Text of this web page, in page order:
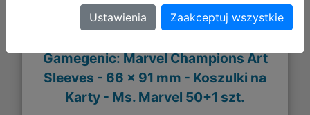
Gamegenic: Marvel Champions Art
Sleeves - 66 x 91 mm - Koszulki na
Karty - Ms. Marvel 50+1 szt.
Ustawienia Zaakceptuj wszystkie